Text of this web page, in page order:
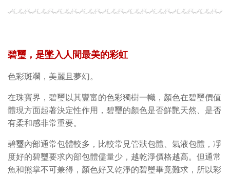
碧璽，是墜入人間最美的彩虹
色彩斑斕，美麗且夢幻。
在珠寶界，碧璽以其豐富的色彩獨樹一幟， 顏色在碧璽價值
體現方面起著決定性作用， 碧璽的顏色是否鮮艷天然、是否
有柔和感非常重要。
碧璽內部通常包體較多，比較常見管狀包體、氣液包體， 凈
度好的碧璽要求內部包體儘量少，越乾淨價格越高。 但通常
魚和熊掌不可兼得，顏色好又乾淨的碧璽畢竟難求， 所以彩